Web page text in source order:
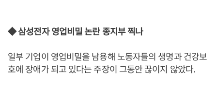
◆ 삼성전자 영업비밀 논란 종지부 찍나
일부 기업이 영업비밀을 남용해 노동자들의 생명과 건강보
호에 장애가 되고 있다는 주장이 그동안 끊이지 않았다.